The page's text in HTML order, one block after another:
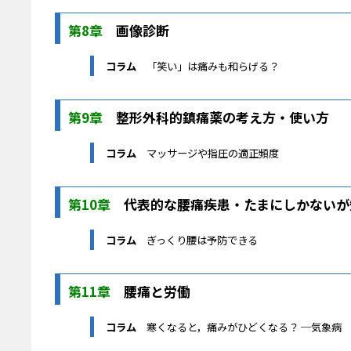
第8章 画像診断
コラム 「笑い」は痛みも和らげる？
第9章 整形外科的鎮痛薬の考え方・使い方
コラム マッサージや指圧の適正頻度
第10章 代表的な腰痛疾患・たまにしかない
コラム ぎっくり腰は予防できる
第11章 腰痛と労働
コラム 寒くなると，痛みがひどくなる？ ─気象病